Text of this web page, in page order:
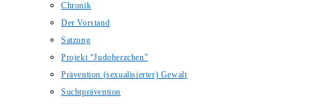
Chronik
Der Vorstand
Satzung
Projekt “Judoherzchen”
Prävention (sexualisierter) Gewalt
Suchtprävention